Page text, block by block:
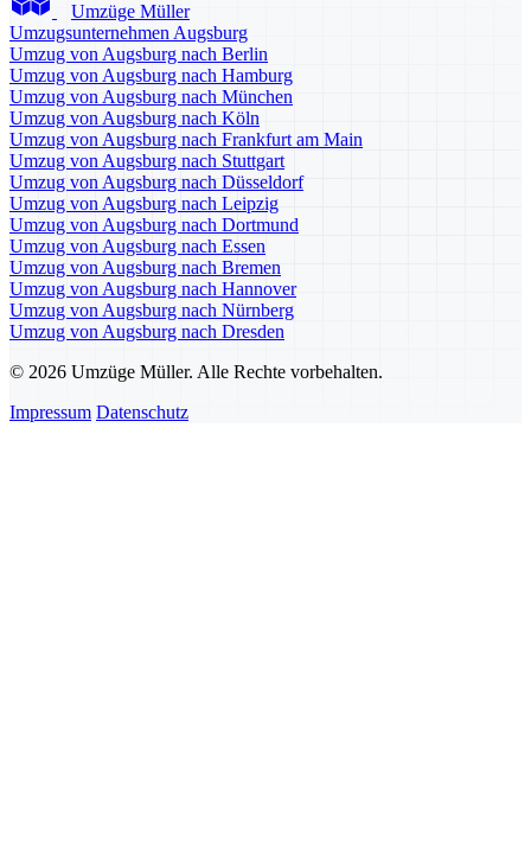
Umzüge Müller
Umzugsunternehmen Augsburg
Umzug von Augsburg nach Berlin
Umzug von Augsburg nach Hamburg
Umzug von Augsburg nach München
Umzug von Augsburg nach Köln
Umzug von Augsburg nach Frankfurt am Main
Umzug von Augsburg nach Stuttgart
Umzug von Augsburg nach Düsseldorf
Umzug von Augsburg nach Leipzig
Umzug von Augsburg nach Dortmund
Umzug von Augsburg nach Essen
Umzug von Augsburg nach Bremen
Umzug von Augsburg nach Hannover
Umzug von Augsburg nach Nürnberg
Umzug von Augsburg nach Dresden
© 2026 Umzüge Müller. Alle Rechte vorbehalten.
Impressum Datenschutz